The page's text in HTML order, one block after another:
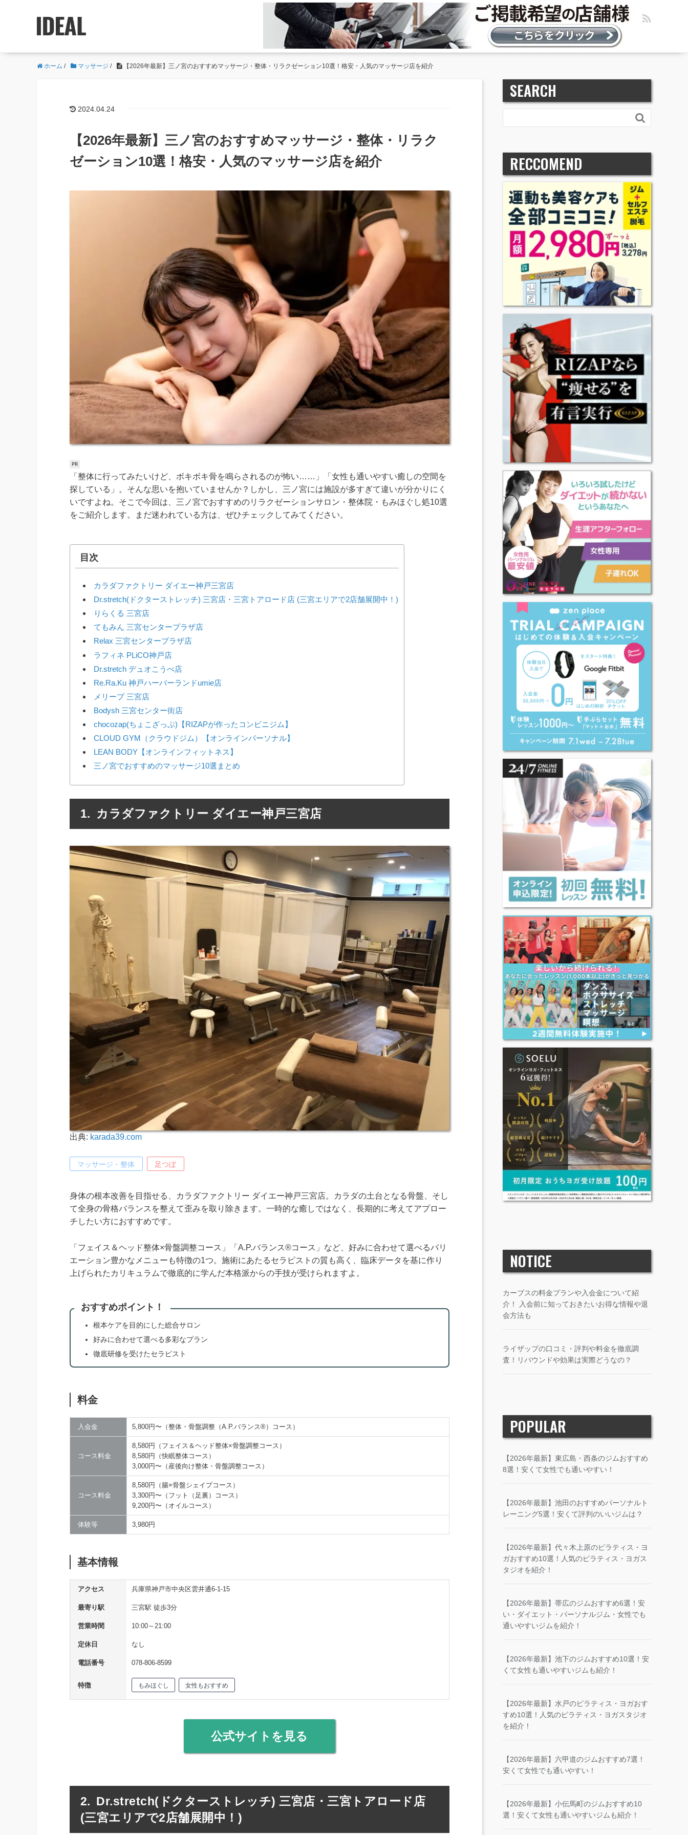
ホーム / マッサージ / 【2026年最新】三ノ宮のおすすめマッサージ・整体・リラクゼーション10選！格安・人気のマッサージ店を紹介
2024.04.24
【2026年最新】三ノ宮のおすすめマッサージ・整体・リラク
ゼーション10選！格安・人気のマッサージ店を紹介
「整体に行ってみたいけど、ボキボキ骨を鳴らされるのが怖い……」「女性も通いやすい癒しの空間を
探している」。そんな思いを抱いていませんか？しかし、三ノ宮には施設が多すぎて違いが分かりにく
いですよね。そこで今回は、三ノ宮でおすすめのリラクゼーションサロン・整体院・もみほぐし処10選
をご紹介します。まだ迷われている方は、ぜひチェックしてみてください。
目次
カラダファクトリー ダイエー神戸三宮店
Dr.stretch(ドクターストレッチ) 三宮店・三宮トアロード店 (三宮エリアで2店舗展開中！)
りらくる 三宮店
てもみん 三宮センタープラザ店
Relax 三宮センタープラザ店
ラフィネ PLiCO神戸店
Dr.stretch デュオこうべ店
Re.Ra.Ku 神戸ハーバーランドumie店
メリープ 三宮店
Bodysh 三宮センター街店
chocozap(ちょこざっぷ)【RIZAPが作ったコンビニジム】
CLOUD GYM（クラウドジム）【オンラインパーソナル】
LEAN BODY【オンラインフィットネス】
三ノ宮でおすすめのマッサージ10選まとめ
カラダファクトリー ダイエー神戸三宮店
出典: karada39.com
マッサージ・整体 足つぼ
身体の根本改善を目指せる、カラダファクトリー ダイエー神戸三宮店。カラダの土台となる骨盤、そし
て全身の骨格バランスを整えて歪みを取り除きます。一時的な癒しではなく、長期的に考えてアプロー
チしたい方におすすめです。
「フェイス＆ヘッド整体×骨盤調整コース」「A.P.バランス®コース」など、好みに合わせて選べるバリ
エーション豊かなメニューも特徴の1つ。施術にあたるセラピストの質も高く、臨床データを基に作り
上げられたカリキュラムで徹底的に学んだ本格派からの手技が受けられますよ。
おすすめポイント！
根本ケアを目的にした総合サロン
好みに合わせて選べる多彩なプラン
徹底研修を受けたセラピスト
料金
入会金 5,800円〜（整体・骨盤調整（A.P.バランス®）コース）
コース料金
8,580円（フェイス＆ヘッド整体×骨盤調整コース）
8,580円（快眠整体コース）
3,000円〜（産後向け整体・骨盤調整コース）
コース料金
8,580円（腸×骨盤シェイプコース）
3,300円〜（フット（足裏）コース）
9,200円〜（オイルコース）
体験等 3,980円
基本情報
アクセス 兵庫県神戸市中央区雲井通6-1-15
最寄り駅 三宮駅 徒歩3分
営業時間 10:00～21:00
定休日 なし
電話番号 078-806-8599
特徴 もみほぐし 女性もおすすめ
公式サイトを見る
Dr.stretch(ドクターストレッチ) 三宮店・三宮トアロード店
(三宮エリアで2店舗展開中！)
SEARCH

RECCOMEND
NOTICE
カーブスの料金プランや入会金について紹
介！ 入会前に知っておきたいお得な情報や退
会方法も
ライザップの口コミ・評判や料金を徹底調
査！リバウンドや効果は実際どうなの？
POPULAR
【2026年最新】東広島・西条のジムおすすめ
8選！安くて女性でも通いやすい！
【2026年最新】池田のおすすめパーソナルト
レーニング5選！安くて評判のいいジムは？
【2026年最新】代々木上原のピラティス・ヨ
ガおすすめ10選！人気のピラティス・ヨガス
タジオを紹介！
【2026年最新】帯広のジムおすすめ6選！安
い・ダイエット・パーソナルジム・女性でも
通いやすいジムを紹介！
【2026年最新】池下のジムおすすめ10選！安
くて女性も通いやすいジムも紹介！
【2026年最新】水戸のピラティス・ヨガおす
すめ10選！人気のピラティス・ヨガスタジオ
を紹介！
【2026年最新】六甲道のジムおすすめ7選！
安くて女性でも通いやすい！
【2026年最新】小伝馬町のジムおすすめ10
選！安くて女性も通いやすいジムも紹介！